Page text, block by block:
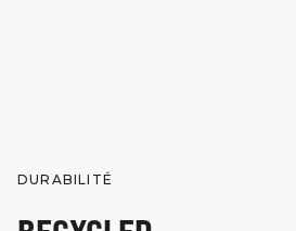
DURABILITÉ